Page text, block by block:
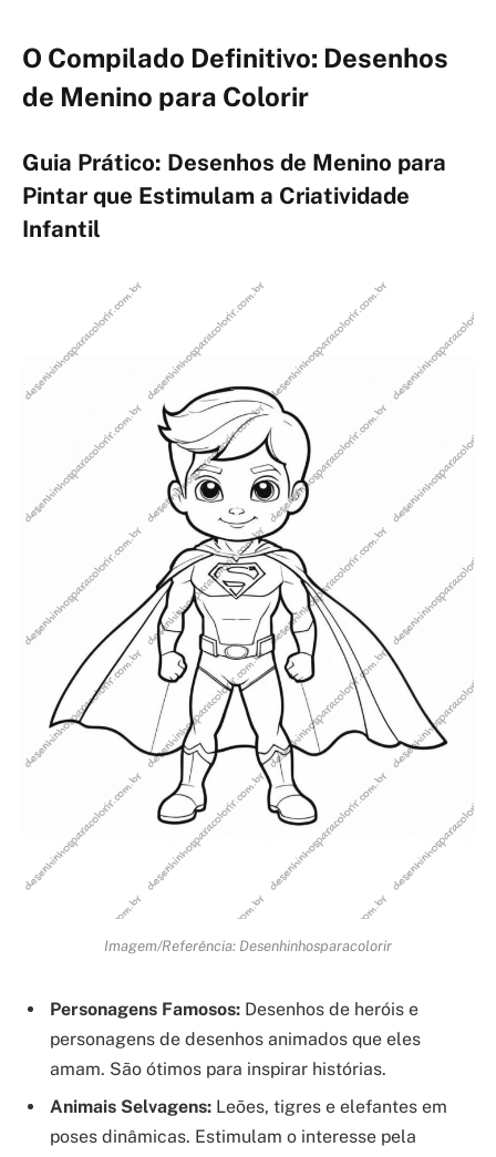
O Compilado Definitivo: Desenhos
de Menino para Colorir
Guia Prático: Desenhos de Menino para
Pintar que Estimulam a Criatividade
Infantil
Imagem/Referência: Desenhinhosparacolorir
Personagens Famosos: Desenhos de heróis e
personagens de desenhos animados que eles
amam. São ótimos para inspirar histórias.
Animais Selvagens: Leões, tigres e elefantes em
poses dinâmicas. Estimulam o interesse pela